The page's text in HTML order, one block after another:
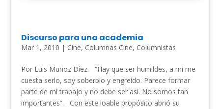
Discurso para una academia
Mar 1, 2010 | Cine, Columnas Cine, Columnistas
Por Luis Muñoz Díez. “Hay que ser humildes, a mi me
cuesta serlo, soy soberbio y engreído. Parece formar
parte de mi trabajo y no debe ser así. No somos tan
importantes”. Con este loable propósito abrió su